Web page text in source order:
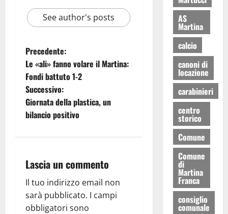
See author's posts
Precedente:
Le «ali» fanno volare il Martina:
Fondi battuto 1-2
Successivo:
Giornata della plastica, un
bilancio positivo
Lascia un commento
Il tuo indirizzo email non
sarà pubblicato. I campi
obbligatori sono
AS
Martina
calcio
canoni di
locazione
carabinieri
centro
storico
Comune
Comune
di
Martina
Franca
consiglio
comunale